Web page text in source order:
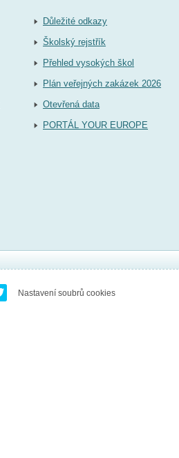
Důležité odkazy
Školský rejstřík
Přehled vysokých škol
Plán veřejných zakázek 2026
Otevřená data
PORTÁL YOUR EUROPE
Nastavení soubrů cookies